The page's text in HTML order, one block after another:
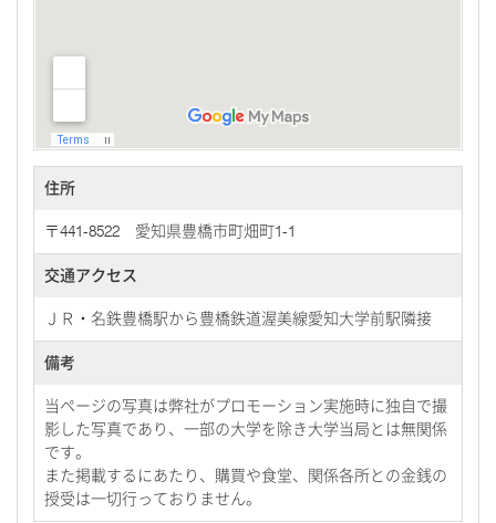
住所
〒441-8522 愛知県豊橋市町畑町1-1
交通アクセス
ＪＲ・名鉄豊橋駅から豊橋鉄道渥美線愛知大学前駅隣接
備考
当ページの写真は弊社がプロモーション実施時に独自で撮
影した写真であり、一部の大学を除き大学当局とは無関係
です。
また掲載するにあたり、購買や食堂、関係各所との金銭の
授受は一切行っておりません。